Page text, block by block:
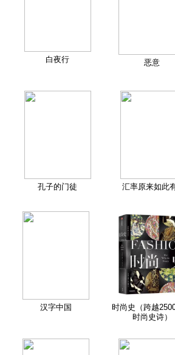
白夜行 恶意
孔子的门徒 汇率原来如此
汉字中国
时尚史（跨越
时尚史诗）